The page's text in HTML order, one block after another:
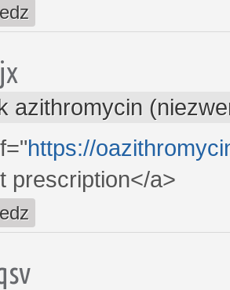
azithromycin
https://
prescription</a>